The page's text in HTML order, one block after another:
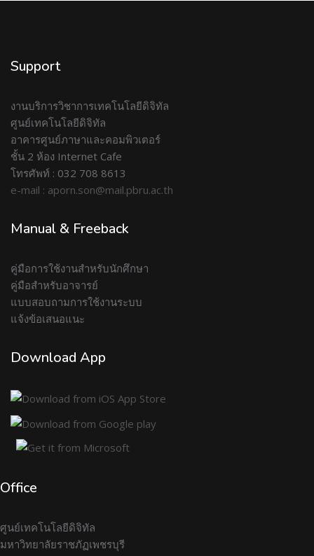
Support
งานบริการวิชาการเทคโนโลยีดิจิทัล
ศูนย์เทคโนโลยีดิจิทัล
อาคารศูนย์ภาษาและคอมพิวเตอร์
ชั้น 2 ห้อง Internet Cafe
โทรศัพท์ : 032 708 8613
e-mail : aporn.son@mail.pbru.ac.th
Manual & Freeback
คู่มือการใช้งานสำหรับนักศึกษา
คู่มือสำหรับอาจารย์
แบบสอบถามการใช้งานระบบ
แจ้งข้อเสนอแนะ
Download App
Office
ศูนย์เทคโนโลยีดิจิทัล
มหาวิทยาลัยราชภัฏเพชรบุรี